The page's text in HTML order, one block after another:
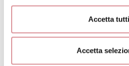
Accetta tutti
Accetta
Un abito da sposa fresco e
apparentemente semplice ma
sullo scollo che conferiscono